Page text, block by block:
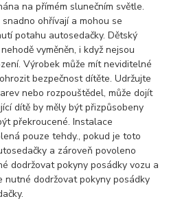
na přímém slunečním světle.
ohřívají a mohou se
potahu autosedačky. Dětský
vyměněn, i když nejsou
Výrobek může mít neviditelné
bezpečnost dítěte. Udržujte
nebo rozpouštědel, může dojít
dítě by měly být přizpůsobeny
překroucené. Instalace
pouze tehdy., pokud je toto
a zároveň povoleno
dodržovat pokyny posádky vozu a
nutné dodržovat pokyny posádky